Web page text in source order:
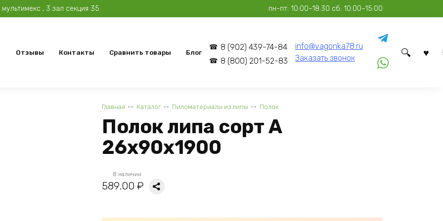
, 3 зал секция 35 пн-пт: 10:00–18:30 сб: 10:00–15:00
Отзывы Контакты Сравнить товары Блог
8 (902) 439-74-84
8 (800) 201-52-83
info@vagonka78.ru
Заказать звонок
Главная Каталог Пиломатериалы из липы Полок
Полок липа сорт А
26x90x1900
В наличии
589.00 ₽